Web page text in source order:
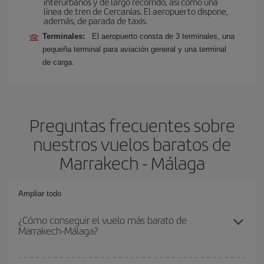
línea de tren de Cercanías. El aeropuerto dispone,
además, de parada de taxis.
Terminales:
El aeropuerto consta de 3 terminales, una
pequeña terminal para aviación general y una terminal
de carga.
Preguntas frecuentes sobre
nuestros vuelos baratos de
Marrakech - Málaga
Ampliar todo
¿Cómo conseguir el vuelo más barato de
Marrakech-Málaga?